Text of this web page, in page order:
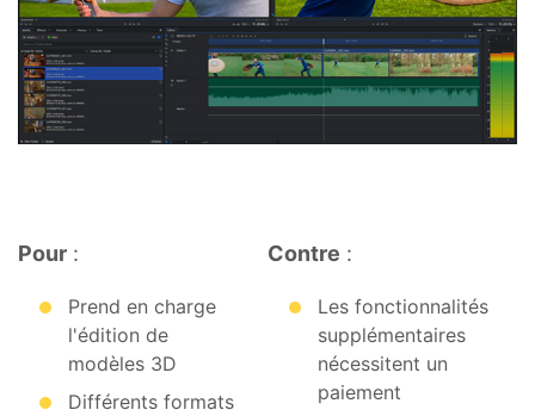
Pour :
Prend en charge
l'édition de
modèles 3D
Différents formats
Contre :
Les fonctionnalités
supplémentaires
nécessitent un
paiement